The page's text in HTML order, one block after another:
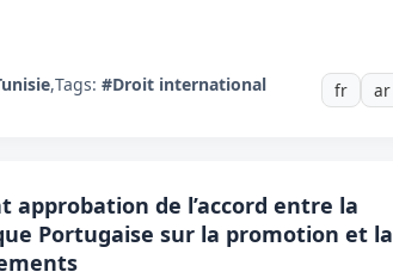
,Tags: #Droit international fr ar
approbation de l’accord entre la
Portugaise sur la promotion et la